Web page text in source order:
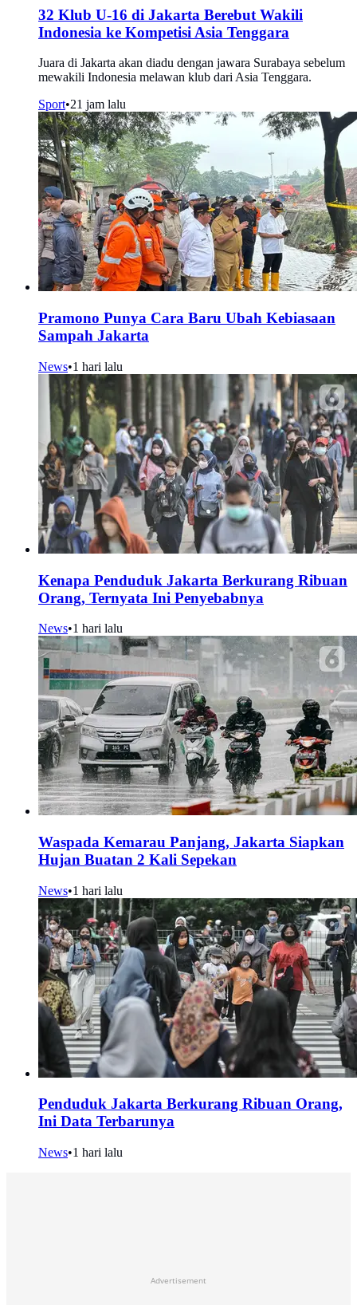
32 Klub U-16 di Jakarta Berebut Wakili
Indonesia ke Kompetisi Asia Tenggara
Juara di Jakarta akan diadu dengan jawara Surabaya sebelum
mewakili Indonesia melawan klub dari Asia Tenggara.
Sport•21 jam lalu
Pramono Punya Cara Baru Ubah Kebiasaan
Sampah Jakarta
News•1 hari lalu
Kenapa Penduduk Jakarta Berkurang Ribuan
Orang, Ternyata Ini Penyebabnya
News•1 hari lalu
Waspada Kemarau Panjang, Jakarta Siapkan
Hujan Buatan 2 Kali Sepekan
News•1 hari lalu
Penduduk Jakarta Berkurang Ribuan Orang,
Ini Data Terbarunya
News•1 hari lalu
Advertisement